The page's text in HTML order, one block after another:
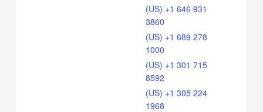
(US) +1 646 931
3860
(US) +1 689 278
1000
(US) +1 301 715
8592
(US) +1 305 224
1968